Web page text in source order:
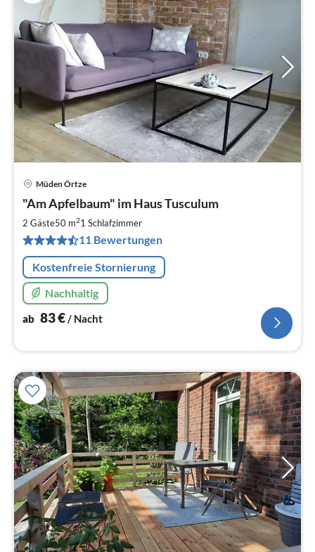
Müden Örtze
"Am Apfelbaum" im Haus Tusculum
2 Gäste50 m21 Schlafzimmer
11 Bewertungen
Kostenfreie Stornierung
Nachhaltig
ab 83€/ Nacht